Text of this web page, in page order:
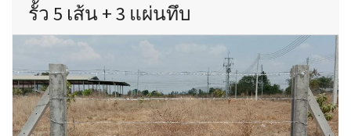
รั้ว 5 เส้น + 3 แผ่นทึบ